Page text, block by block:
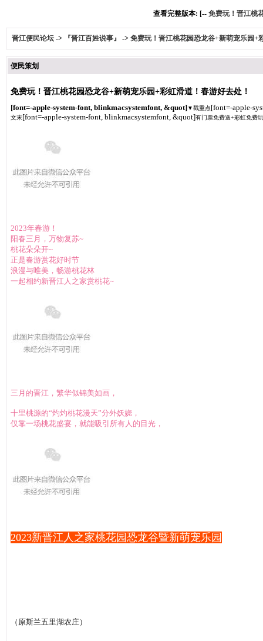
查看完整版本: [-- 免费玩！晋江桃
晋江便民论坛 -> 『晋江百姓说事』 -> 免费玩！晋江桃花园恐龙谷+新萌宠乐园+
便民策划
免费玩！晋江桃花园恐龙谷+新萌宠乐园+彩虹滑道！春游好去处！
[font=-apple-system-font, blinkmacsystemfont, &quot]▼戳重点[font=-apple-
文末[font=-apple-system-font, blinkmacsystemfont, &quot]有门票免费送+彩虹免费
2023年春游！
阳春三月，万物复苏~
桃花朵朵开~
正是春游赏花好时节
浪漫与唯美，畅游桃花林
一起相约新晋江人之家赏桃花~
三月的晋江，繁华似锦美如画，
十里桃源的“灼灼桃花漫天”分外妖娆，
仅靠一场桃花盛宴，就能吸引所有人的目光，
2023新晋江人之家桃花园恐龙谷暨新萌宠乐园
（原斯兰五里湖农庄）